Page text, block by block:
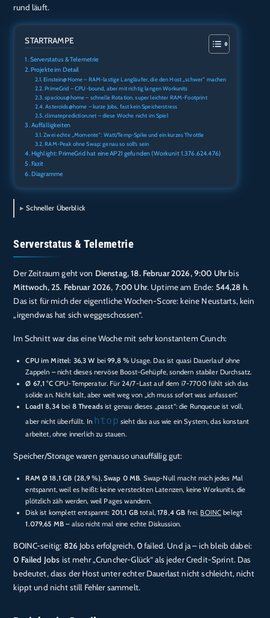
rund läuft.
STARTRAMPE
Serverstatus & Telemetrie
Projekte im Detail
Einstein@Home – RAM-lastige Langläufer, die den Host „schwer“ machen
PrimeGrid – CPU-bound, aber mit richtig langen Workunits
spacious@home – schnelle Rotation, super leichter RAM-Footprint
Asteroids@home – kurze Jobs, fast kein Speicherstress
climateprediction.net – diese Woche nicht im Spiel
Auffälligkeiten
Zwei echte „Momente“: Watt/Temp-Spike und ein kurzes Throttle
RAM-Peak ohne Swap: genau so soll’s sein
Highlight: PrimeGrid hat eine AP21 gefunden (Workunit 1.376.624.476)
Fazit
Diagramme
Schneller Überblick
Serverstatus & Telemetrie
Der Zeitraum geht von Dienstag, 18. Februar 2026, 9:00 Uhrbis
Mittwoch, 25. Februar 2026, 7:00 Uhr. Uptime am Ende: 544,28 h.
Das ist für mich der eigentliche Wochen-Score: keine Neustarts, kein
„irgendwas hat sich weggeschossen“.
Im Schnitt war das eine Woche mit sehr konstantem Crunch:
CPU im Mittel: 36,3 W bei99,8 % Usage. Das ist quasi Dauerlauf ohne
Zappeln – nicht dieses nervöse Boost-Gehüpfe, sondern stabiler Durchsatz.
Ø 67,1 °CCPU-Temperatur. Für 24/7-Last auf dem i7-7700 fühlt sich das
solide an. Nicht kalt, aber weit weg von „ich muss sofort was anfassen“.
Load1 8,34bei 8 Threads ist genau dieses „passt“: die Runqueue ist voll,
aber nicht überfüllt. In htop sieht das aus wie ein System, das konstant
arbeitet, ohne innerlich zu stauen.
Speicher/Storage waren genauso unauffällig gut:
RAM Ø 18,1 GB (28,9 %),Swap 0 MB. Swap-Null macht mich jedes Mal
entspannt, weil es heißt: keine versteckten Latenzen, keine Workunits, die
plötzlich zäh werden, weil Pages wandern.
Disk ist komplett entspannt: 201,1 GBtotal,178,4 GB frei. BOINC belegt
1.079,65 MB – also nicht mal eine echte Diskussion.
BOINC-seitig: 826 Jobs erfolgreich, 0failed. Und ja – ich bleib dabei:
0 Failed Jobs ist mehr „Cruncher-Glück“ als jeder Credit-Sprint. Das
bedeutet, dass der Host unter echter Dauerlast nicht schleicht, nicht
kippt und nicht still Fehler sammelt.